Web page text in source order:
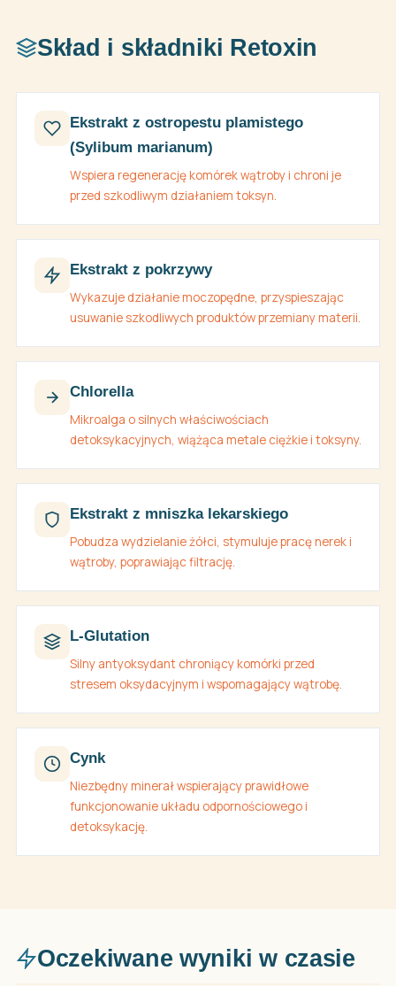
Skład i składniki Retoxin
Ekstrakt z ostropestu plamistego
(Sylibum marianum)
Wspiera regenerację komórek wątroby i chroni je
przed szkodliwym działaniem toksyn.
Ekstrakt z pokrzywy
Wykazuje działanie moczopędne, przyspieszając
usuwanie szkodliwych produktów przemiany materii.
Chlorella
Mikroalga o silnych właściwościach
detoksykacyjnych, wiążąca metale ciężkie i toksyny.
Ekstrakt z mniszka lekarskiego
Pobudza wydzielanie żółci, stymuluje pracę nerek i
wątroby, poprawiając filtrację.
L-Glutation
Silny antyoksydant chroniący komórki przed
stresem oksydacyjnym i wspomagający wątrobę.
Cynk
Niezbędny minerał wspierający prawidłowe
funkcjonowanie układu odpornościowego i
detoksykację.
Oczekiwane wyniki w czasie